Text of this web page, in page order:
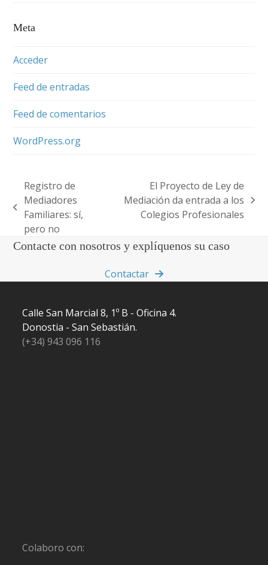
Meta
Acceder
Feed de entradas
Feed de comentarios
WordPress.org
previous
post:
Registro de
Mediadores
Familiares: sí,
pero no
next
El Proyecto de Ley de
Mediación da entrada a los
Colegios Profesionales
Contacte con nosotros y explíquenos su caso
Contactar
Calle San Marcial 8, 1º B - Oficina 4.
Donostia - San Sebastián.
(+34) 943 096 116
Colaboro con: